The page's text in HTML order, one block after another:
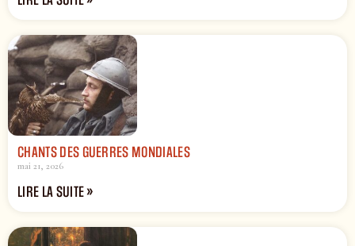
CHANTS DES GUERRES MONDIALES
mai 21, 2026
LIRE LA SUITE »